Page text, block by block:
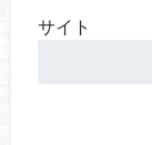
サイト